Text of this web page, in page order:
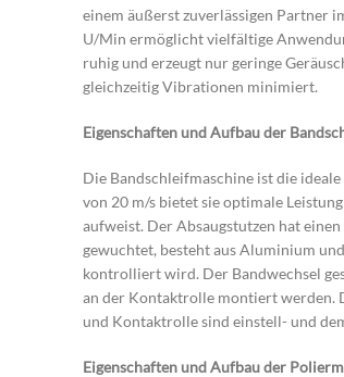
einem äußerst zuverlässigen Partner
U/Min ermöglicht vielfältige
ruhig und erzeugt nur geringe
gleichzeitig Vibrationen minimiert.
Eigenschaften und Aufbau der
Die Bandschleifmaschine ist die
von 20 m/s bietet sie optimale
aufweist. Der Absaugstutzen hat
gewuchtet, besteht aus Aluminium
kontrolliert wird. Der Bandwechsel
an der Kontaktrolle montiert werden.
und Kontaktrolle sind einstell- und
Eigenschaften und Aufbau der